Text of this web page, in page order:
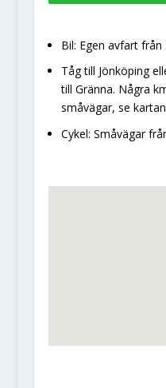
Bil: Egen avfart
Tåg till Jönköping
till Gränna. Några
småvägar, se
Cykel: Småvägar